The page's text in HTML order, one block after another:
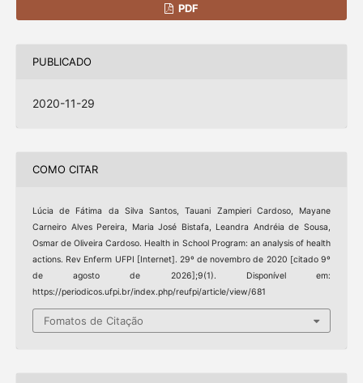
PDF
PUBLICADO
2020-11-29
COMO CITAR
Lúcia de Fátima da Silva Santos, Tauani Zampieri Cardoso, Mayane
Carneiro Alves Pereira, Maria José Bistafa, Leandra Andréia de Sousa,
Osmar de Oliveira Cardoso. Health in School Program: an analysis of health
actions. Rev Enferm UFPI [Internet]. 29º de novembro de 2020 [citado 9º
de agosto de 2026];9(1). Disponível em:
https://periodicos.ufpi.br/index.php/reufpi/article/view/681
Fomatos de Citação